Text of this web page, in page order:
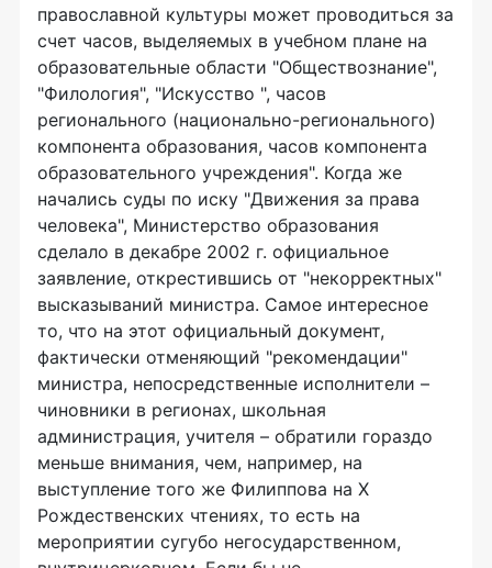
православной культуры может проводиться за
счет часов, выделяемых в учебном плане на
образовательные области "Обществознание",
"Филология", "Искусство ", часов
регионального (национально-регионального)
компонента образования, часов компонента
образовательного учреждения". Когда же
начались суды по иску "Движения за права
человека", Министерство образования
сделало в декабре 2002 г. официальное
заявление, открестившись от "некорректных"
высказываний министра. Самое интересное
то, что на этот официальный документ,
фактически отменяющий "рекомендации"
министра, непосредственные исполнители –
чиновники в регионах, школьная
администрация, учителя – обратили гораздо
меньше внимания, чем, например, на
выступление того же Филиппова на Х
Рождественских чтениях, то есть на
мероприятии сугубо негосударственном,